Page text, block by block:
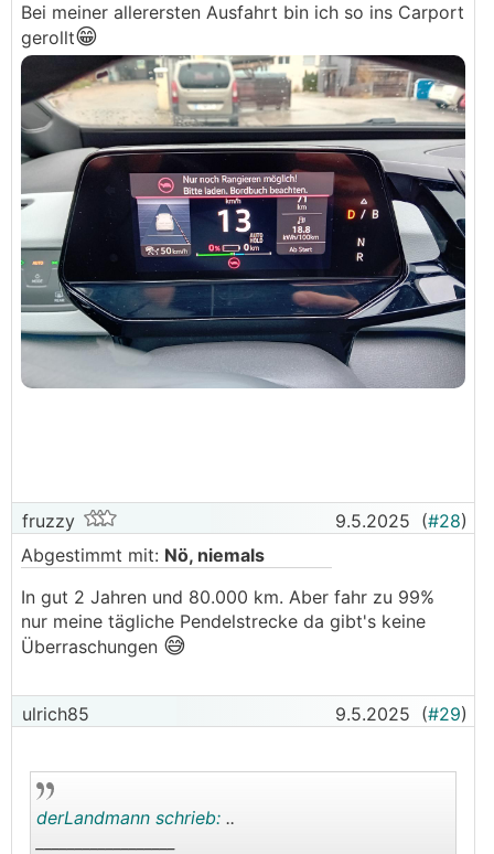
Bei meiner allerersten Ausfahrt bin ich so ins Carport
gerollt😁
fruzzy 9.5.2025 (#28)
Abgestimmt mit: Nö, niemals
In gut 2 Jahren und 80.000 km. Aber fahr zu 99%
nur meine tägliche Pendelstrecke da gibt's keine
Überraschungen 😅
ulrich85 9.5.2025 (#29)
derLandmann schrieb: ..